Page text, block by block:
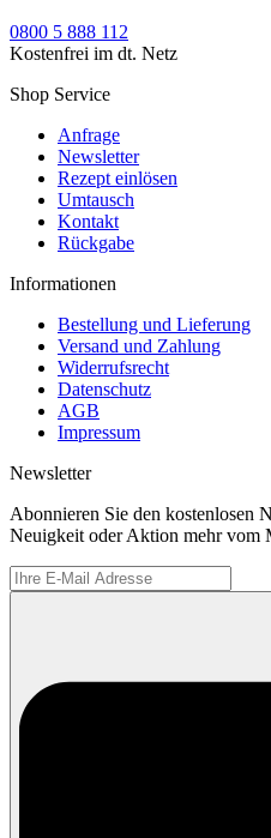
0800 5 888 112
Kostenfrei im dt. Netz
Shop Service
Anfrage
Newsletter
Rezept einlösen
Umtausch
Kontakt
Rückgabe
Informationen
Bestellung und Lieferung
Versand und Zahlung
Widerrufsrecht
Datenschutz
AGB
Impressum
Newsletter
Abonnieren Sie den kostenlosen
Neuigkeit oder Aktion mehr vom